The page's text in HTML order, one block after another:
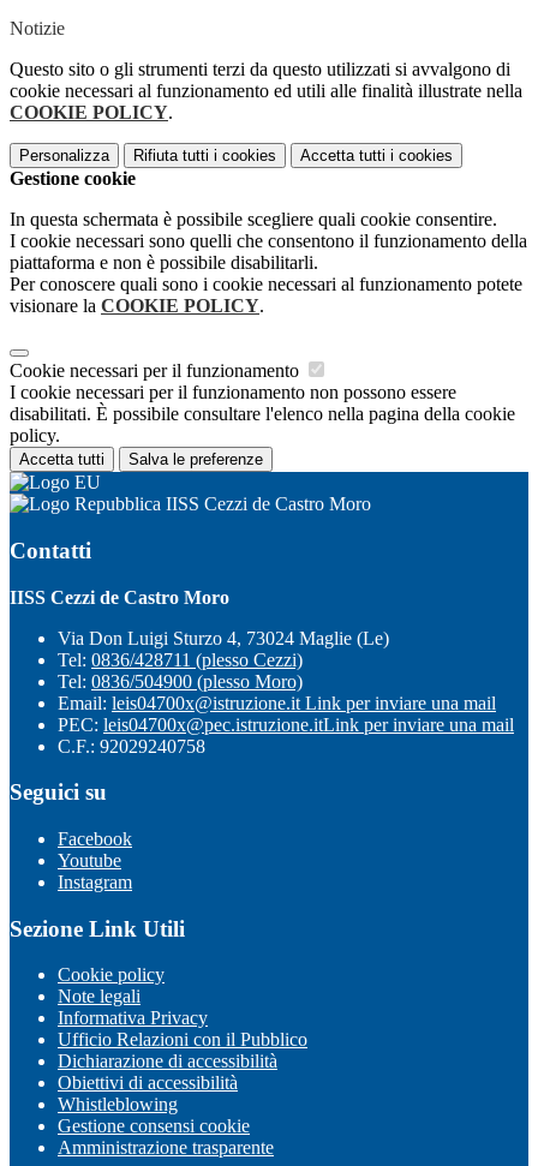
Notizie
Questo sito o gli strumenti terzi da questo utilizzati si avvalgono di
cookie necessari al funzionamento ed utili alle finalità illustrate nella
COOKIE POLICY.
Personalizza Rifiuta tutti i cookies Accetta tutti i cookies
Gestione cookie
In questa schermata è possibile scegliere quali cookie consentire.
I cookie necessari sono quelli che consentono il funzionamento della
piattaforma e non è possibile disabilitarli.
Per conoscere quali sono i cookie necessari al funzionamento potete
visionare la COOKIE POLICY.
Cookie necessari per il funzionamento
I cookie necessari per il funzionamento non possono essere
disabilitati. È possibile consultare l'elenco nella pagina della cookie
policy.
Accetta tutti Salva le preferenze
IISS Cezzi de Castro Moro
Contatti
IISS Cezzi de Castro Moro
Via Don Luigi Sturzo 4, 73024 Maglie (Le)
Tel: 0836/428711 (plesso Cezzi)
Tel: 0836/504900 (plesso Moro)
Email: leis04700x@istruzione.it Link per inviare una mail
PEC: leis04700x@pec.istruzione.itLink per inviare una mail
C.F.: 92029240758
Seguici su
Facebook
Youtube
Instagram
Sezione Link Utili
Cookie policy
Note legali
Informativa Privacy
Ufficio Relazioni con il Pubblico
Dichiarazione di accessibilità
Obiettivi di accessibilità
Whistleblowing
Gestione consensi cookie
Amministrazione trasparente